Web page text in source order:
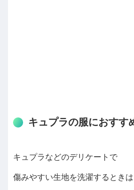
キュプラの服におすす
キュプラなどのデリケートで
傷みやすい生地を洗濯するときは